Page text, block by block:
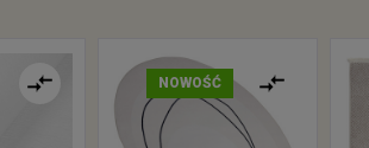
NOWOŚĆ